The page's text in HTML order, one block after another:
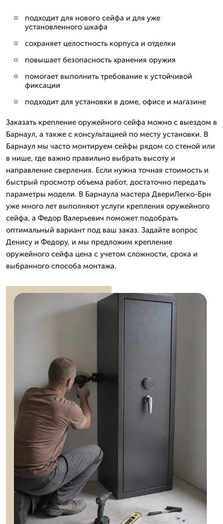
подходит для нового сейфа и для уже
установленного шкафа
сохраняет целостность корпуса и отделки
повышает безопасность хранения оружия
помогает выполнить требование к устойчивой
фиксации
подходит для установки в доме, офисе и магазине
Заказать крепление оружейного сейфа можно с выездом в
Барнаул, а также с консультацией по месту установки. В
Барнаул мы часто монтируем сейфы рядом со стеной или
в нише, где важно правильно выбрать высоту и
направление сверления. Если нужна точная стоимость и
быстрый просмотр объема работ, достаточно передать
параметры модели. В Барнаула мастера ДвериЛегко-Брн
уже много лет выполняют услуги крепления оружейного
сейфа, а Федор Валерьевич поможет подобрать
оптимальный вариант под ваш заказ. Задайте вопрос
Денису и Федору, и мы предложим крепление
оружейного сейфа цена с учетом сложности, срока и
выбранного способа монтажа.